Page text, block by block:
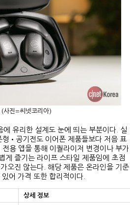
사진=씨넷코리아)
에 유리한 설계도 눈에 띄는 부분이다. 실
•공기전도 이어폰 제품들보다 저음 표
용 앱을 통해 이퀄라이저 변경이나 부가
게 즐기는 라이프 스타일 제품임에 초점
오진 않는다. 해당 제품은 온라인을 기준
어 가격 또한 합리적이다.
상세 정보